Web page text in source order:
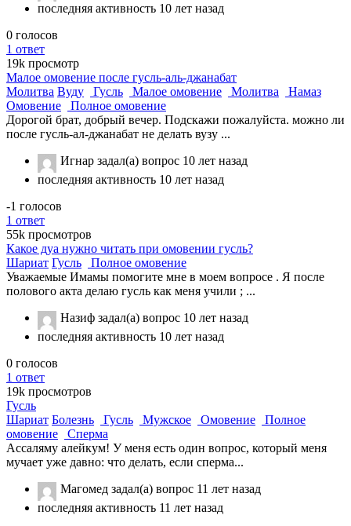
последняя активность 10 лет назад
0 голосов
1 ответ
19k просмотр
Малое омовение после гусль-аль-джанабат
Молитва Вуду Гусль Малое омовение Молитва
Намаз
Омовение
Полное омовение
Дорогой брат, добрый вечер. Подскажи пожалуйста. можно ли
после гусль-ал-джанабат не делать вузу ...
Игнар задал(а) вопрос 10 лет назад
последняя активность 10 лет назад
-1 голосов
1 ответ
55k просмотров
Какое дуа нужно читать при омовении гусль?
Шариат Гусль
Полное омовение
Уважаемые Имамы помогите мне в моем вопросе . Я после
полового акта делаю гусль как меня учили ; ...
Назиф задал(а) вопрос 10 лет назад
последняя активность 10 лет назад
0 голосов
1 ответ
19k просмотров
Гусль
Шариат Болезнь Гусль Мужское Омовение
Полное
омовение
Сперма
Ассаляму алейкум! У меня есть один вопрос, который меня
мучает уже давно: что делать, если сперма...
Магомед задал(а) вопрос 11 лет назад
последняя активность 11 лет назад